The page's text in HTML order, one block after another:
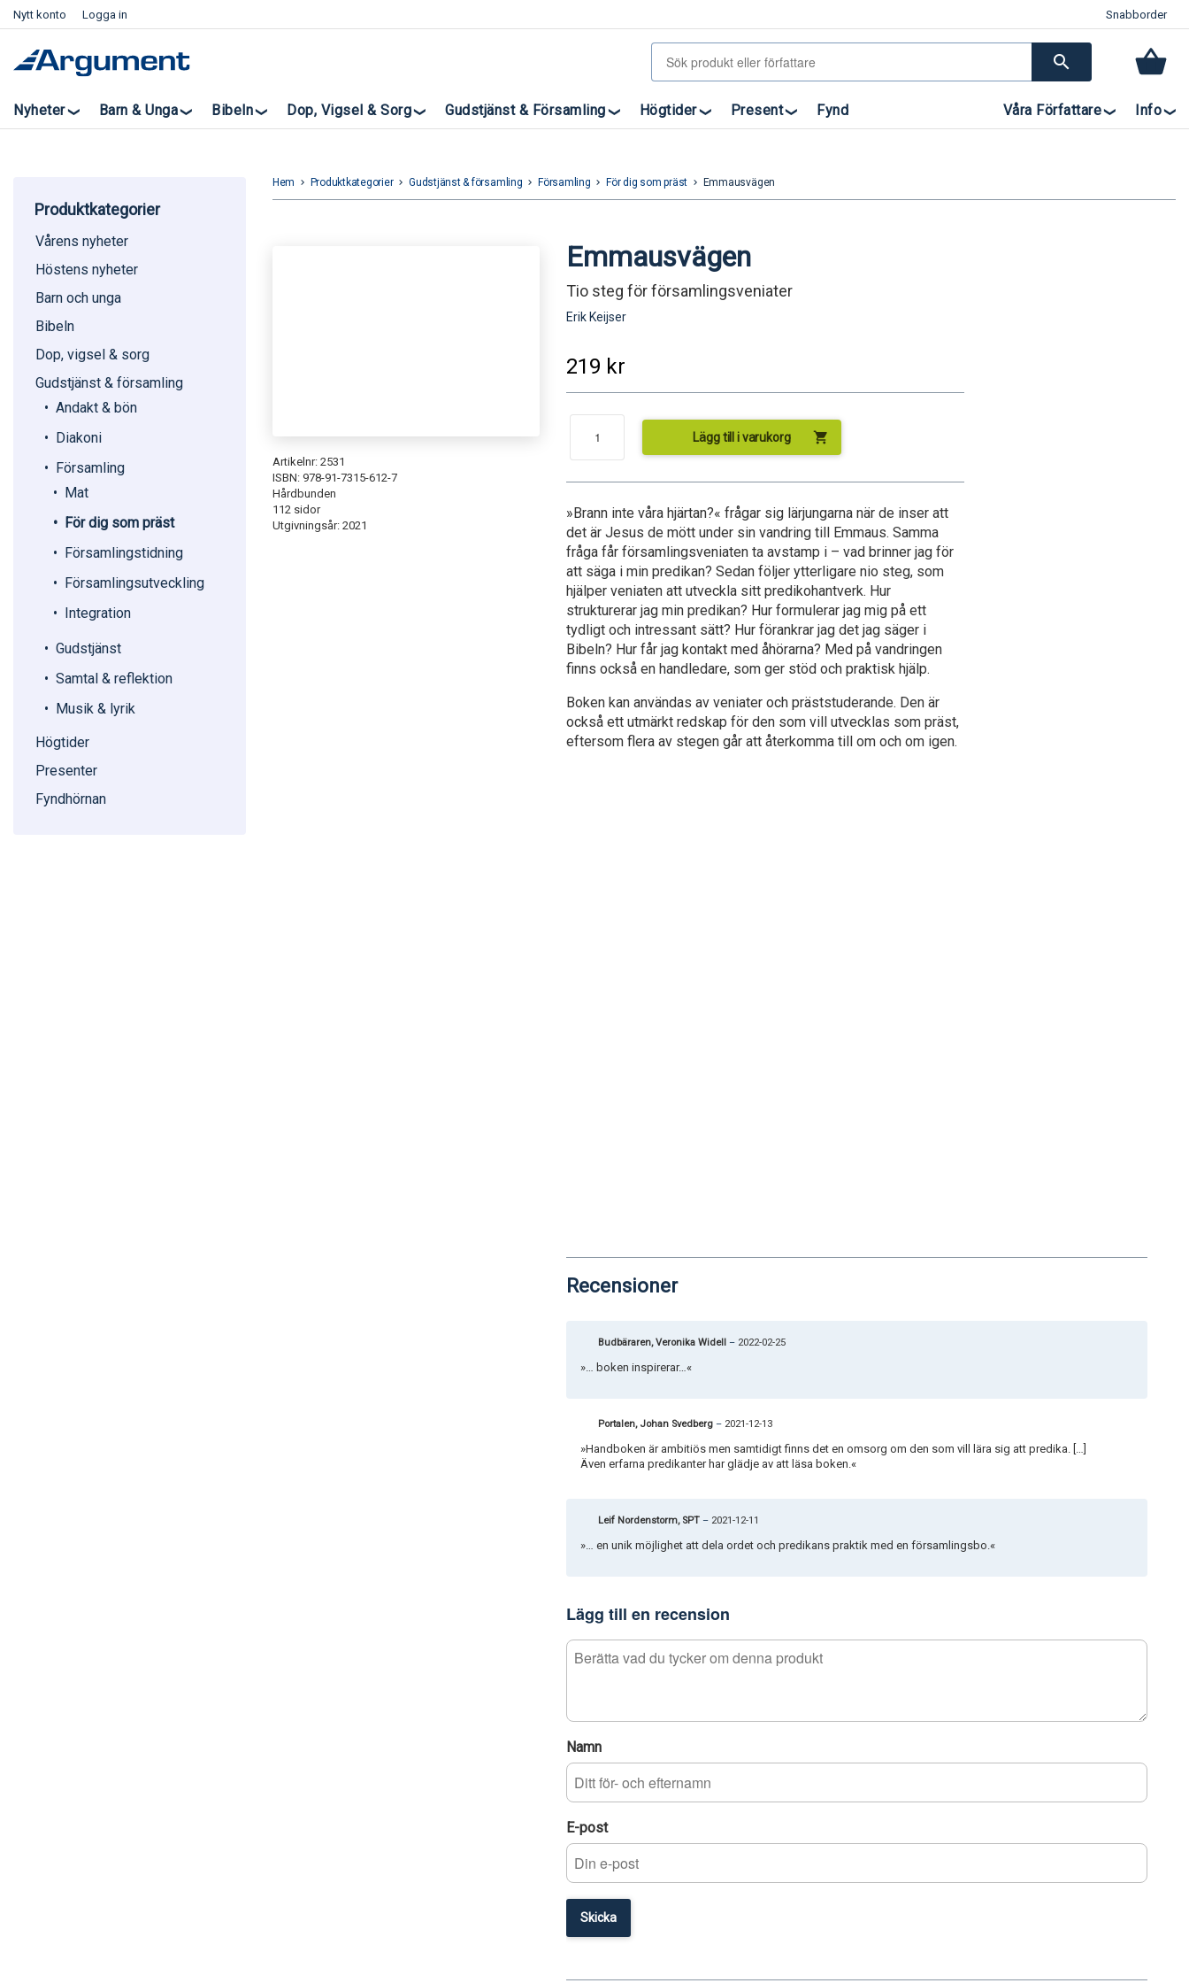
Nytt konto Logga in Snabborder
search
Nyheter Barn & Unga Bibeln Dop, Vigsel & Sorg Gudstjänst & Församling Högtider Present Fynd Våra Författare Info
Produktkategorier
Vårens nyheter
Höstens nyheter
Barn och unga
Bibeln
Dop, vigsel & sorg
Gudstjänst & församling
Andakt & bön
Diakoni
Församling
Mat
För dig som präst
Församlingstidning
Församlingsutveckling
Integration
Gudstjänst
Samtal & reflektion
Musik & lyrik
Högtider
Presenter
Fyndhörnan
Hem keyboard_arrow_right Produktkategorier keyboard_arrow_right Gudstjänst & församling keyboard_arrow_right Församling keyboard_arrow_right För dig som präst keyboard_arrow_right Emmausvägen
Artikelnr: 2531
ISBN: 978-91-7315-612-7
Hårdbunden
112 sidor
Utgivningsår: 2021
Emmausvägen
Tio steg för församlingsveniater
Erik Keijser
219 kr
Lägg till i varukorg shopping_cart
»Brann inte våra hjärtan?« frågar sig lärjungarna när de inser att
det är Jesus de mött under sin vandring till Emmaus. Samma
fråga får församlingsveniaten ta avstamp i – vad brinner jag för
att säga i min predikan? Sedan följer ytterligare nio steg, som
hjälper veniaten att utveckla sitt predikohantverk. Hur
strukturerar jag min predikan? Hur formulerar jag mig på ett
tydligt och intressant sätt? Hur förankrar jag det jag säger i
Bibeln? Hur får jag kontakt med åhörarna? Med på vandringen
finns också en handledare, som ger stöd och praktisk hjälp.
Boken kan användas av veniater och präststuderande. Den är
också ett utmärkt redskap för den som vill utvecklas som präst,
eftersom flera av stegen går att återkomma till om och om igen.
Recensioner
Budbäraren, Veronika Widell – 2022-02-25
»… boken inspirerar…«
Portalen, Johan Svedberg– 2021-12-13
»Handboken är ambitiös men samtidigt finns det en omsorg om den som vill lära sig att predika. […]
Även erfarna predikanter har glädje av att läsa boken.«
Leif Nordenstorm, SPT – 2021-12-11
»… en unik möjlighet att dela ordet och predikans praktik med en församlingsbo.«
Lägg till en recension
Namn
E-post